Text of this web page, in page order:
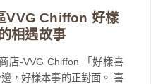
VVG Chiffon 好樣
相遇故事
店-VVG Chiffon 「好樣喜
，好樣本事的正對面。 喜